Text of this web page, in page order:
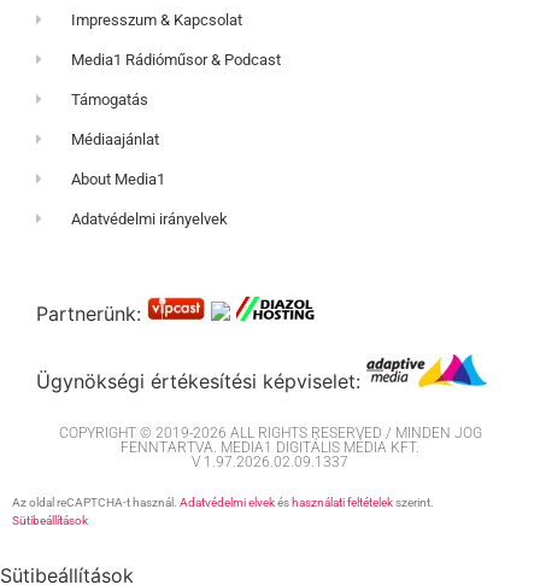
Impresszum & Kapcsolat
Media1 Rádióműsor & Podcast
Támogatás
Médiaajánlat
About Media1
Adatvédelmi irányelvek
Partnerünk:
Ügynökségi értékesítési képviselet:
COPYRIGHT © 2019-2026 ALL RIGHTS RESERVED / MINDEN JOG
FENNTARTVA. MEDIA1 DIGITÁLIS MÉDIA KFT.
V 1.97.2026.02.09.1337
Az oldal reCAPTCHA-t használ. Adatvédelmi elvekés használati feltételekszerint.
Sütibeállítások
Sütibeállítások